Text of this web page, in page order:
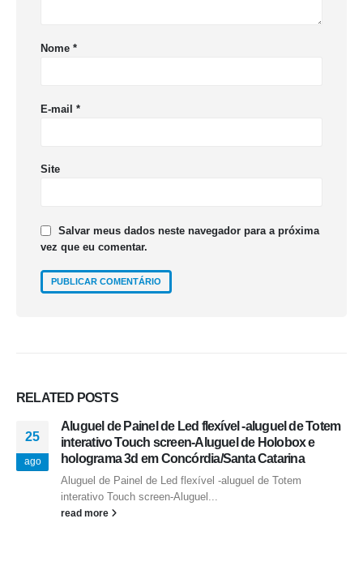
Nome *
E-mail *
Site
Salvar meus dados neste navegador para a próxima
vez que eu comentar.
RELATED POSTS
25
ago
Aluguel de Painel de Led flexível -aluguel de Totem
interativo Touch screen-Aluguel de Holobox e
holograma 3d em Concórdia/Santa Catarina
Aluguel de Painel de Led flexível -aluguel de Totem
interativo Touch screen-Aluguel...
read more